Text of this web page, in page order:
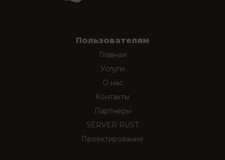
Пользователям
Главная
Услуги
О нас
Контакты
Партнеры
SERVER RUST
Проектирование